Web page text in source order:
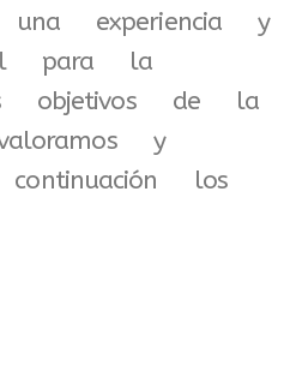
experiencia y
para la
objetivos de la
y
los